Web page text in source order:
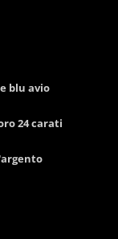
blu avio
24 carati